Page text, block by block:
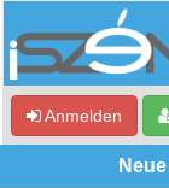
Anmelden
Neue